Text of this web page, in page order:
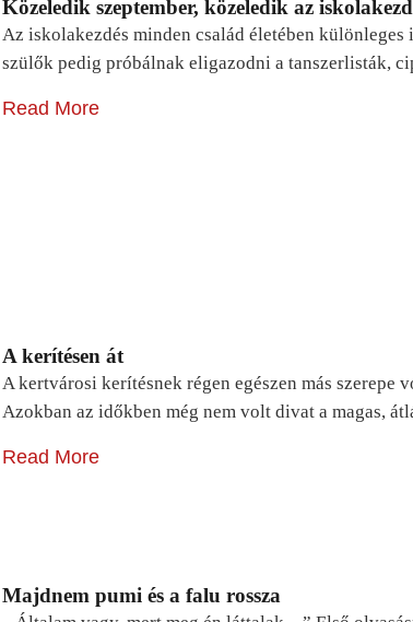
Közeledik szeptember, közeledik az
Az iskolakezdés minden család életében
szülők pedig próbálnak eligazodni a tanszerlisták,
Read More
A kerítésen át
A kertvárosi kerítésnek régen egészen más szerepe
Azokban az időkben még nem volt divat a magas,
Read More
Majdnem pumi és a falu rossza